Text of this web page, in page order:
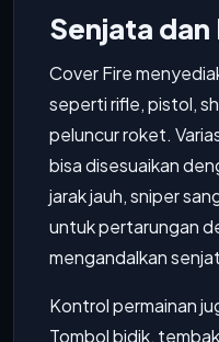
Senjata
Cover Fire
seperti rifle, pistol,
peluncur roket.
bisa disesuaikan
jarak jauh, sniper
untuk pertarungan
mengandalkan
Kontrol permainan
Tombol bidik,